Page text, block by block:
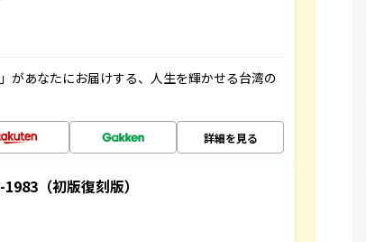
があなたにお届けする、人生を輝かせる台湾の
詳細を見る
（初版復刻版）